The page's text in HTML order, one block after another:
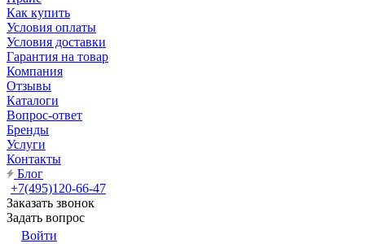
Как купить
Условия оплаты
Условия доставки
Гарантия на товар
Компания
Отзывы
Каталоги
Вопрос-ответ
Бренды
Услуги
Контакты
Блог
+7(495)120-66-47
Заказать звонок
Задать вопрос
Войти